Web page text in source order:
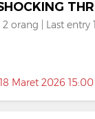
THR
orang | Last entry
Maret 2026